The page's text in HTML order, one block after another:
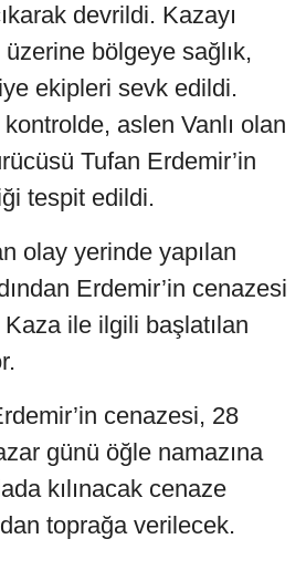
devrildi. Kazayı
bölgeye sağlık,
ekipleri sevk edildi.
kontrolde, aslen Vanlı olan
Tufan Erdemir’in
tespit edildi.
olay yerinde yapılan
Erdemir’in cenazesi
Kaza ile ilgili başlatılan
cenazesi, 28
günü öğle namazına
kılınacak cenaze
toprağa verilecek.